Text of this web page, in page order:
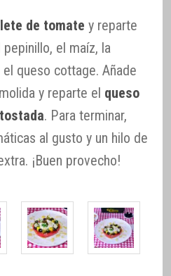
de tomate y reparte
el maíz, la
queso cottage. Añade
y reparte el queso
. Para terminar,
al gusto y un hilo de
¡Buen provecho!